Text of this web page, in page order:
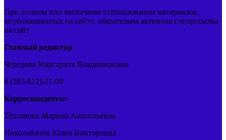
При полном или частичном использовании материалов,
опубликованных на сайте, обязательна активная гиперссылка
на сайт
Главный редактор
Чередова Маргарита Владимировна
8 (383-612)-21-00
Корреспонденты:
Теплякова Марина Анатольевна
Николайзина Юлия Викторовна